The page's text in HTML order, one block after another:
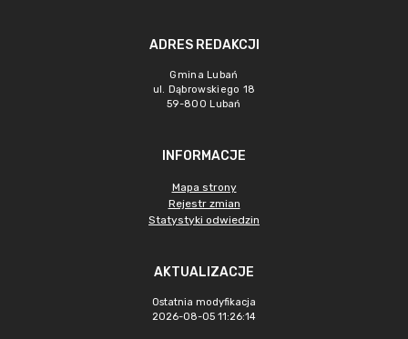
ADRES REDAKCJI
Gmina Lubań
ul. Dąbrowskiego 18
59-800 Lubań
INFORMACJE
Mapa strony
Rejestr zmian
Statystyki odwiedzin
AKTUALIZACJE
Ostatnia modyfikacja
2026-08-05 11:26:14